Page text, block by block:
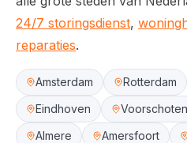
24/7 storingsdienst,
reparaties.
Amsterdam Rotterdam
Eindhoven
Voorschoten
Almere
Amersfoort